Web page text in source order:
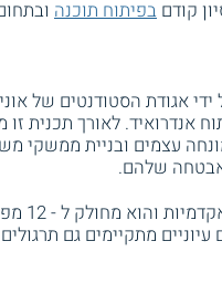
קודם בפיתוח תוכנה
אגודת הסטודנטים של
אנדרואיד. לאורך תכנית זו
עצמים ובניית ממשקי
שלהם.
מתקיימים גם